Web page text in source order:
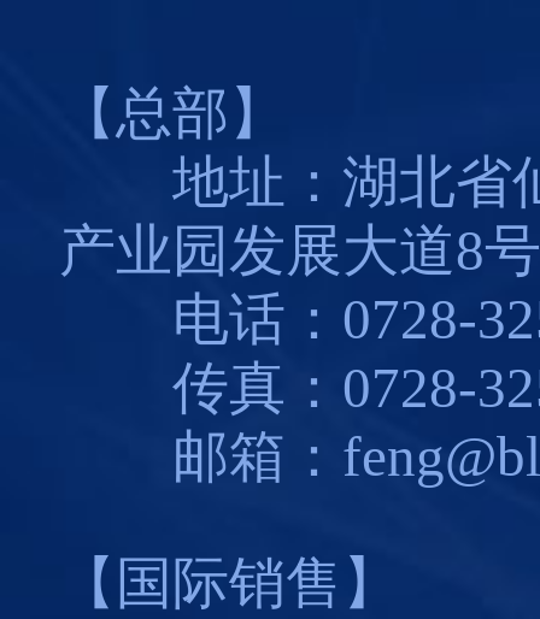
【总部】
地址：湖北省
产业园发展大道8号
电话：0728-
传真：0728-
邮箱：
【国际销售】